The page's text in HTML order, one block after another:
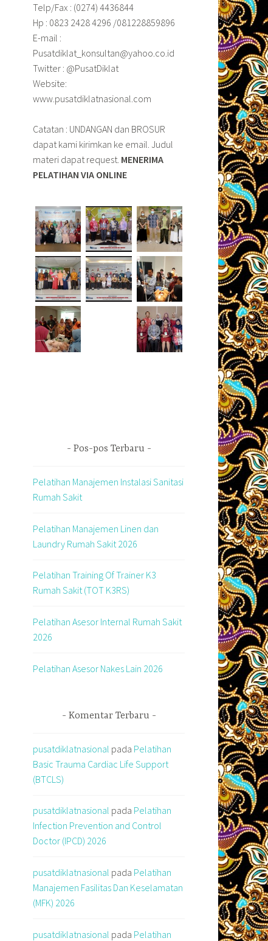
Telp/Fax : (0274) 4436844
Hp : 0823 2428 4296 /081228859896
E-mail :
Pusatdiklat_konsultan@yahoo.co.id
Twitter : @PusatDiklat
Website:
www.pusatdiklatnasional.com
Catatan : UNDANGAN dan BROSUR
dapat kami kirimkan ke email. Judul
materi dapat request. MENERIMA
PELATIHAN VIA ONLINE
Pos-pos Terbaru
Pelatihan Manajemen Instalasi Sanitasi
Rumah Sakit
Pelatihan Manajemen Linen dan
Laundry Rumah Sakit 2026
Pelatihan Training Of Trainer K3
Rumah Sakit (TOT K3RS)
Pelatihan Asesor Internal Rumah Sakit
2026
Pelatihan Asesor Nakes Lain 2026
Komentar Terbaru
pusatdiklatnasional pada Pelatihan
Basic Trauma Cardiac Life Support
(BTCLS)
pusatdiklatnasional pada Pelatihan
Infection Prevention and Control
Doctor (IPCD) 2026
pusatdiklatnasional pada Pelatihan
Manajemen Fasilitas Dan Keselamatan
(MFK) 2026
pusatdiklatnasional pada Pelatihan